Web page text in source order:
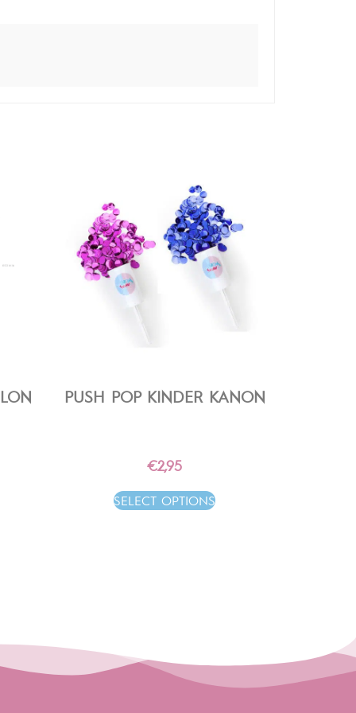
PUSH POP KINDER KANON
€2,95
SELECT OPTIONS